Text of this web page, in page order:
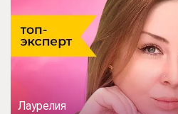
Лаурелия